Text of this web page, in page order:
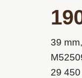
39
29